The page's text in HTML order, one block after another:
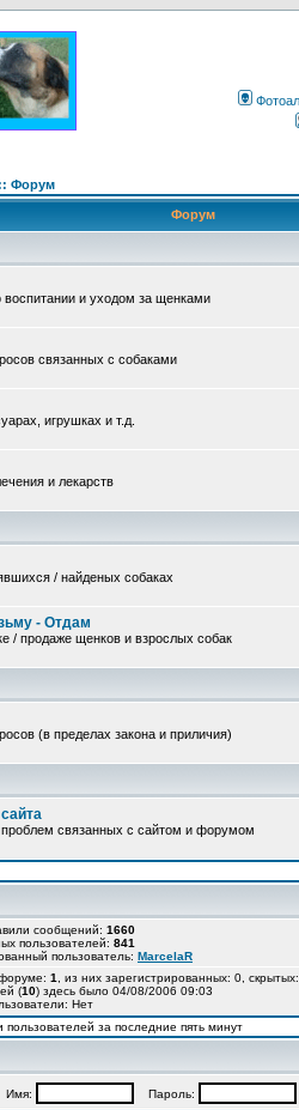
Форум
Форум
и уходом за щенками
связанных с собаками
игрушках и т.д.
и лекарств
/ найденых собаках
- Отдам
/ продаже щенков и взрослых собак
(в пределах закона и приличия)
связанных с сайтом и форумом
сообщений: 1660
пользователей: 841
пользователь: MarcelaR
1
, из них зарегистрированных: 0,
(10) здесь было 04/08/2006 09:03
Нет
за последние пять минут
Имя: Пароль: